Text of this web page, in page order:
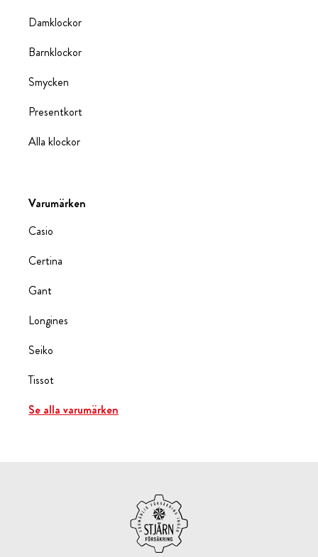
Damklockor
Barnklockor
Smycken
Presentkort
Alla klockor
Varumärken
Casio
Certina
Gant
Longines
Seiko
Tissot
Se alla varumärken